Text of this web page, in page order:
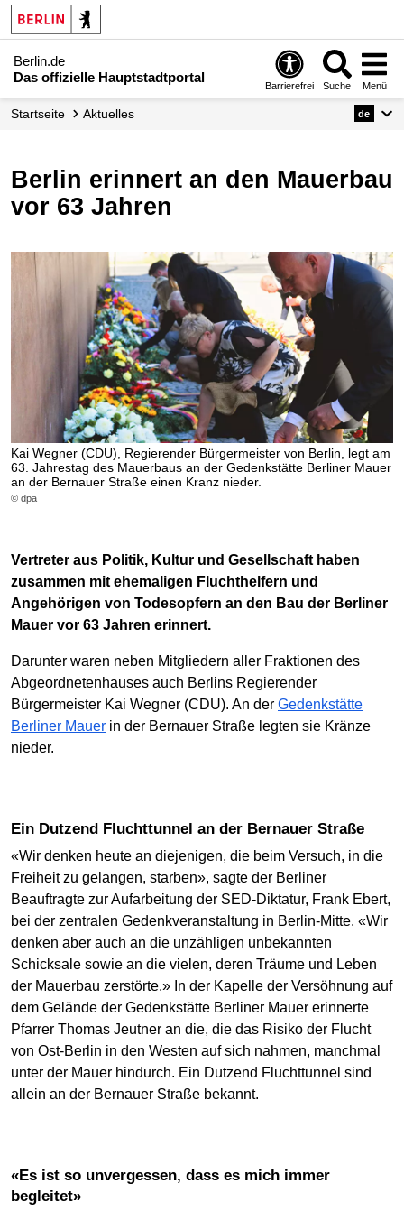
Berlin.de
Das offizielle Hauptstadtportal
Barrierefrei Suche Menü
Startseite Aktuelles de
Berlin erinnert an den Mauerbau
vor 63 Jahren
Kai Wegner (CDU), Regierender Bürgermeister von Berlin, legt am
63. Jahrestag des Mauerbaus an der Gedenkstätte Berliner Mauer
an der Bernauer Straße einen Kranz nieder.
© dpa
Vertreter aus Politik, Kultur und Gesellschaft haben
zusammen mit ehemaligen Fluchthelfern und
Angehörigen von Todesopfern an den Bau der Berliner
Mauer vor 63 Jahren erinnert.
Darunter waren neben Mitgliedern aller Fraktionen des
Abgeordnetenhauses auch Berlins Regierender
Bürgermeister Kai Wegner (CDU). An der Gedenkstätte
Berliner Mauer in der Bernauer Straße legten sie Kränze
nieder.
Ein Dutzend Fluchttunnel an der Bernauer Straße
«Wir denken heute an diejenigen, die beim Versuch, in die
Freiheit zu gelangen, starben», sagte der Berliner
Beauftragte zur Aufarbeitung der SED-Diktatur, Frank Ebert,
bei der zentralen Gedenkveranstaltung in Berlin-Mitte. «Wir
denken aber auch an die unzähligen unbekannten
Schicksale sowie an die vielen, deren Träume und Leben
der Mauerbau zerstörte.» In der Kapelle der Versöhnung auf
dem Gelände der Gedenkstätte Berliner Mauer erinnerte
Pfarrer Thomas Jeutner an die, die das Risiko der Flucht
von Ost-Berlin in den Westen auf sich nahmen, manchmal
unter der Mauer hindurch. Ein Dutzend Fluchttunnel sind
allein an der Bernauer Straße bekannt.
«Es ist so unvergessen, dass es mich immer
begleitet»